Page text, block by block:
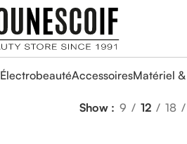
ÉlectrobeautéAccessoiresMatériel
Show 9 12 18